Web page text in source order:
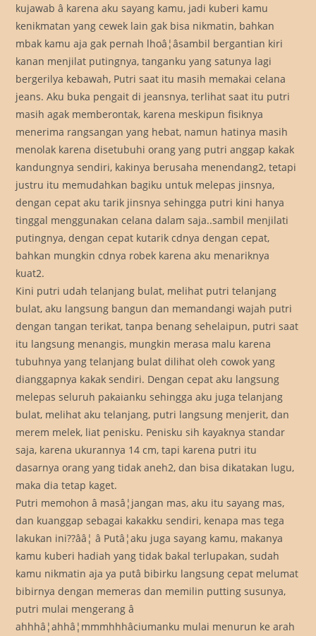
kujawab â karena aku sayang kamu, jadi kuberi kamu
kenikmatan yang cewek lain gak bisa nikmatin, bahkan
mbak kamu aja gak pernah lhoâ¦âsambil bergantian kiri
kanan menjilat putingnya, tanganku yang satunya lagi
bergerilya kebawah, Putri saat itu masih memakai celana
jeans. Aku buka pengait di jeansnya, terlihat saat itu putri
masih agak memberontak, karena meskipun fisiknya
menerima rangsangan yang hebat, namun hatinya masih
menolak karena disetubuhi orang yang putri anggap kakak
kandungnya sendiri, kakinya berusaha menendang2, tetapi
justru itu memudahkan bagiku untuk melepas jinsnya,
dengan cepat aku tarik jinsnya sehingga putri kini hanya
tinggal menggunakan celana dalam saja..sambil menjilati
putingnya, dengan cepat kutarik cdnya dengan cepat,
bahkan mungkin cdnya robek karena aku menariknya
kuat2.
Kini putri udah telanjang bulat, melihat putri telanjang
bulat, aku langsung bangun dan memandangi wajah putri
dengan tangan terikat, tanpa benang sehelaipun, putri saat
itu langsung menangis, mungkin merasa malu karena
tubuhnya yang telanjang bulat dilihat oleh cowok yang
dianggapnya kakak sendiri. Dengan cepat aku langsung
melepas seluruh pakaianku sehingga aku juga telanjang
bulat, melihat aku telanjang, putri langsung menjerit, dan
merem melek, liat penisku. Penisku sih kayaknya standar
saja, karena ukurannya 14 cm, tapi karena putri itu
dasarnya orang yang tidak aneh2, dan bisa dikatakan lugu,
maka dia tetap kaget.
Putri memohon â masâ¦jangan mas, aku itu sayang mas,
dan kuanggap sebagai kakakku sendiri, kenapa mas tega
lakukan ini??ââ¦ â Putâ¦aku juga sayang kamu, makanya
kamu kuberi hadiah yang tidak bakal terlupakan, sudah
kamu nikmatin aja ya putâ bibirku langsung cepat melumat
bibirnya dengan memeras dan memilin putting susunya,
putri mulai mengerang â
ahhhâ¦ahhâ¦mmmhhhâciumanku mulai menurun ke arah